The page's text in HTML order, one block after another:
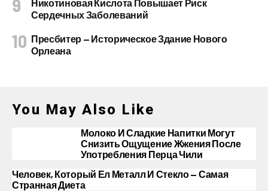
Никотиновая Кислота Повышает Риск
Сердечных Заболеваний
Пресбитер — Историческое Здание Нового
Орлеана
You May Also Like
Молоко И Сладкие Напитки Могут
Снизить Ощущение Жжения После
Употребления Перца Чили
Человек, Который Ел Металл И Стекло — Самая
Странная Диета